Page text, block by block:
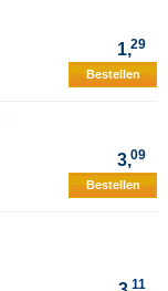
1,29
Bestellen
3,09
Bestellen
11